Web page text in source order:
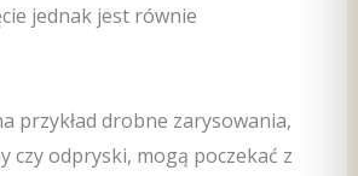
jednak jest równie
przykład drobne zarysowania,
czy odpryski, mogą poczekać z